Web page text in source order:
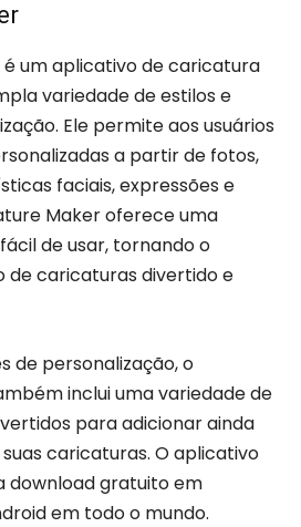
um aplicativo de caricatura
variedade de estilos e
Ele permite aos usuários
a partir de fotos,
faciais, expressões e
Maker oferece uma
de usar, tornando o
de caricaturas divertido e
de personalização, o
inclui uma variedade de
para adicionar ainda
caricaturas. O aplicativo
download gratuito em
em todo o mundo.